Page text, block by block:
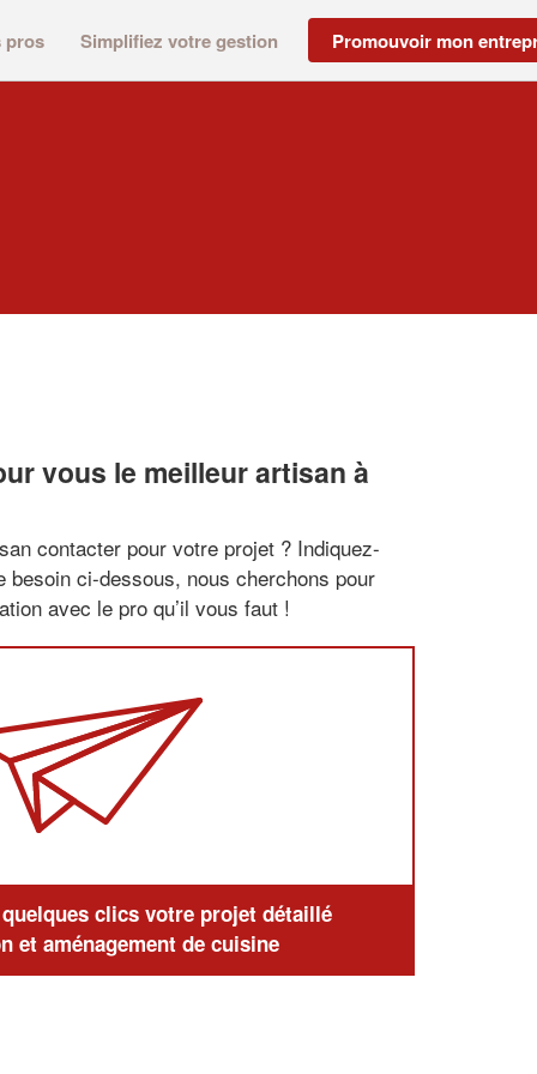
pros Simplifiez votre gestion Promouvoir mon
vous le meilleur artisan à
contacter pour votre projet ? Indiquez-
besoin ci-dessous, nous cherchons pour
avec le pro qu’il vous faut !
clics votre projet détaillé
et aménagement de cuisine